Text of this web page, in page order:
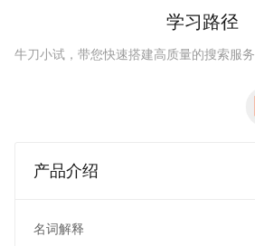
学习路径
牛刀小试，带您快速搭建高质量的搜索服务
产品介绍
名词解释